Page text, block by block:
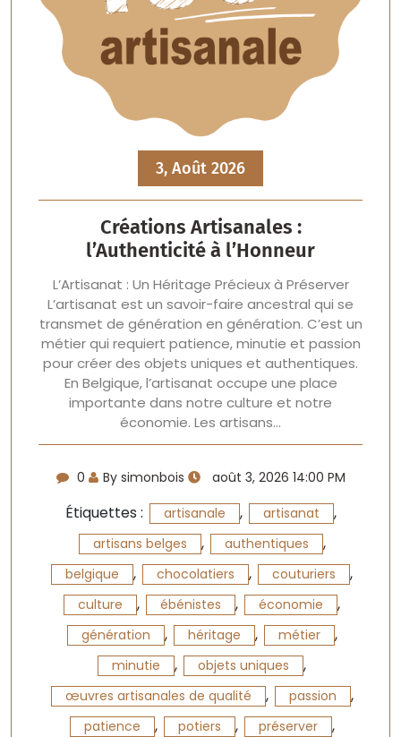
3, Août 2026
Créations Artisanales :
l’Authenticité à l’Honneur
L’Artisanat : Un Héritage Précieux à Préserver
L’artisanat est un savoir-faire ancestral qui se
transmet de génération en génération. C’est un
métier qui requiert patience, minutie et passion
pour créer des objets uniques et authentiques.
En Belgique, l’artisanat occupe une place
importante dans notre culture et notre
économie. Les artisans…
0 By simonbois août 3, 2026 14:00 PM
Étiquettes : artisanale , artisanat ,
artisans belges , authentiques ,
belgique , chocolatiers , couturiers ,
culture , ébénistes , économie ,
génération , héritage , métier ,
minutie , objets uniques ,
œuvres artisanales de qualité , passion ,
patience , potiers , préserver ,